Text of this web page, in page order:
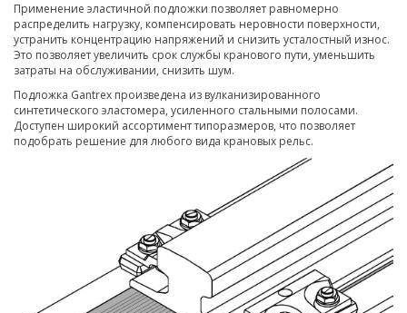
Применение эластичной подложки позволяет равномерно
распределить нагрузку, компенсировать неровности поверхности,
устранить концентрацию напряжений и снизить усталостный износ.
Это позволяет увеличить срок службы кранового пути, уменьшить
затраты на обслуживании, снизить шум.
Подложка Gantrex произведена из вулканизированного
синтетического эластомера, усиленного стальными полосами.
Доступен широкий ассортимент типоразмеров, что позволяет
подобрать решение для любого вида крановых рельс.